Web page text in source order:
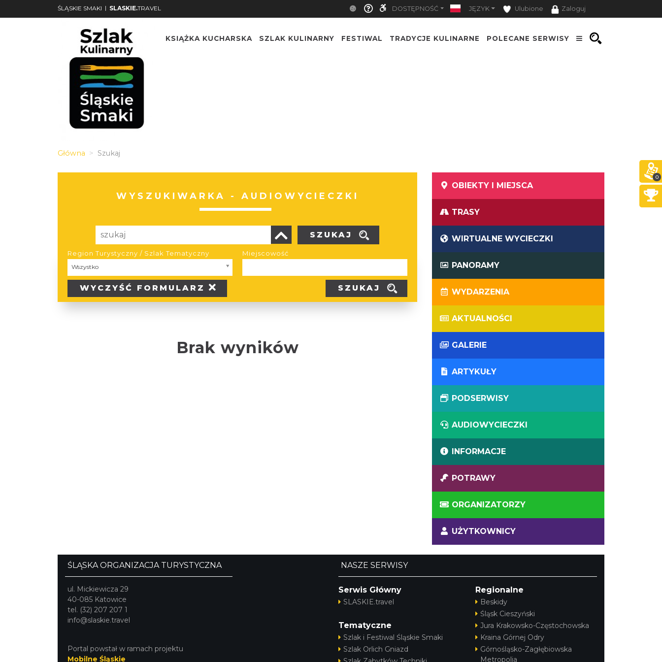
ŚLĄSKIE SMAKI | SLASKIE.TRAVEL DOSTĘPNOŚĆ JĘZYK Ulubione Zaloguj
KSIĄŻKA KUCHARSKA SZLAK KULINARNY FESTIWAL TRADYCJE KULINARNE POLECANE SERWISY
Główna Szukaj
WYSZUKIWARKA - AUDIOWYCIECZKI
Region Turystyczny / Szlak Tematyczny
Wszystko
Region
Turystyczny
/
Szlak
Tematyczny
Miejscowość
WYCZYŚĆ FORMULARZ SZUKAJ
SZUKAJ
Brak wyników
OBIEKTY I MIEJSCA
TRASY
WIRTUALNE WYCIECZKI
PANORAMY
WYDARZENIA
AKTUALNOŚCI
GALERIE
ARTYKUŁY
PODSERWISY
AUDIOWYCIECZKI
INFORMACJE
POTRAWY
ORGANIZATORZY
UŻYTKOWNICY
ŚLĄSKA ORGANIZACJA TURYSTYCZNA
ul. Mickiewicza 29
40-085 Katowice
tel. (32) 207 207 1
info@slaskie.travel
Portal powstał w ramach projektu
Mobilne Śląskie
NASZE SERWISY
Serwis Główny
SLASKIE.travel
Tematyczne
Szlak i Festiwal Śląskie Smaki
Szlak Orlich Gniazd
Regionalne
Beskidy
Śląsk Cieszyński
Jura Krakowsko-Częstochowska
Kraina Górnej Odry
Górnośląsko-Zagłębiowska
Metropolia
0